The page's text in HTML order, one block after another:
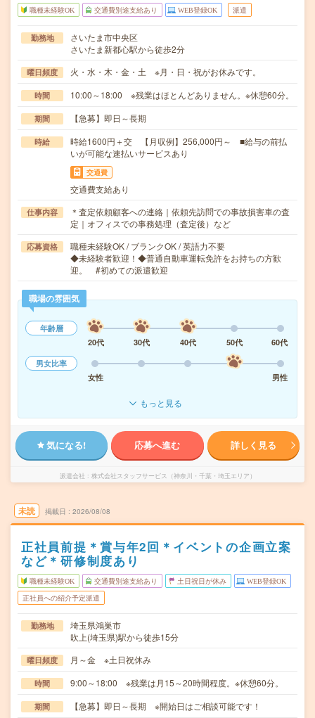
職種未経験OK 交通費別途支給あり WEB登録OK 派遣
勤務地
さいたま市中央区
さいたま新都心駅から徒歩2分
曜日頻度 火・水・木・金・土 ※月・日・祝がお休みです。
時間 10:00～18:00 ※残業はほとんどありません。※休憩60分。
期間 【急募】即日～長期
時給
時給1600円＋交 【月収例】256,000円～ ■給与の前払
いが可能な速払いサービスあり
交通費
交通費支給あり
仕事内容
＊査定依頼顧客への連絡｜依頼先訪問での事故損害車の査
定｜オフィスでの事務処理（査定後）など
応募資格
職種未経験OK / ブランクOK / 英語力不要
◆未経験者歓迎！◆普通自動車運転免許をお持ちの方歓
迎。 #初めての派遣歓迎
職場の雰囲気
年齢層
20代
30代 40代 50代
60代
男女比率
女性
男性
もっと見る
気になる! 応募へ進む 詳しく見る
派遣会社 株式会社スタッフサービス（神奈川・千葉・埼玉エリア）
未読 掲載日 2026/08/08
正社員前提＊賞与年2回＊イベントの企画立案
など＊研修制度あり
職種未経験OK 交通費別途支給あり 土日祝日が休み WEB登録OK
正社員への紹介予定派遣
勤務地
埼玉県鴻巣市
吹上(埼玉県)駅から徒歩15分
曜日頻度 月～金 ※土日祝休み
時間 9:00～18:00 ※残業は月15～20時間程度。※休憩60分。
期間 【急募】即日～長期 ※開始日はご相談可能です！